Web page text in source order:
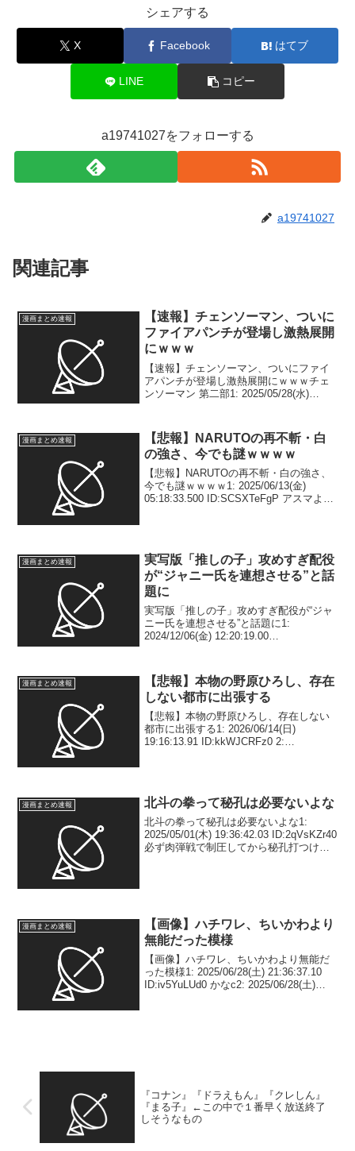
シェアする
X Facebook はてブ
LINE コピー
a19741027をフォローする
a19741027
関連記事
漫画まとめ速報
【速報】チェンソーマン、ついに
ファイアパンチが登場し激熱展開
にｗｗｗ
【速報】チェンソーマン、ついにファイ
アパンチが登場し激熱展開にｗｗｗチェ
ンソーマン 第二部1: 2025/05/28(水)
漫画まとめ速報
【悲報】NARUTOの再不斬・白
の強さ、今でも謎ｗｗｗｗ
【悲報】NARUTOの再不斬・白の強さ、
今でも謎ｗｗｗｗ1: 2025/06/13(金)
05:18:33.500 ID:SCSXTeFgP アスマより
漫画まとめ速報
実写版「推しの子」攻めすぎ配役
が“ジャニー氏を連想させる”と話
題に
実写版「推しの子」攻めすぎ配役が“ジャ
ニー氏を連想させる”と話題に1:
2024/12/06(金) 12:20:19.00
キヒカル役で出演していることが１...
漫画まとめ速報
【悲報】本物の野原ひろし、存在
しない都市に出張する
【悲報】本物の野原ひろし、存在しない
都市に出張する1: 2026/06/14(日)
19:16:13.91 ID:kkWJCRFz0 2:
漫画まとめ速報 北斗の拳って秘孔は必要ないよな
北斗の拳って秘孔は必要ないよな1:
2025/05/01(木) 19:36:42.03 ID:2qVsKZr40
必ず肉弾戦で制圧してから秘孔打つけど
漫画まとめ速報
【画像】ハチワレ、ちいかわより
無能だった模様
【画像】ハチワレ、ちいかわより無能だ
った模様1: 2025/06/28(土) 21:36:37.10
ID:iv5YuLUd0 かなc2: 2025/06/28(土)
『コナン』『ドラえもん』『クレしん』
『まる子』←この中で１番早く放送終了
しそうなもの